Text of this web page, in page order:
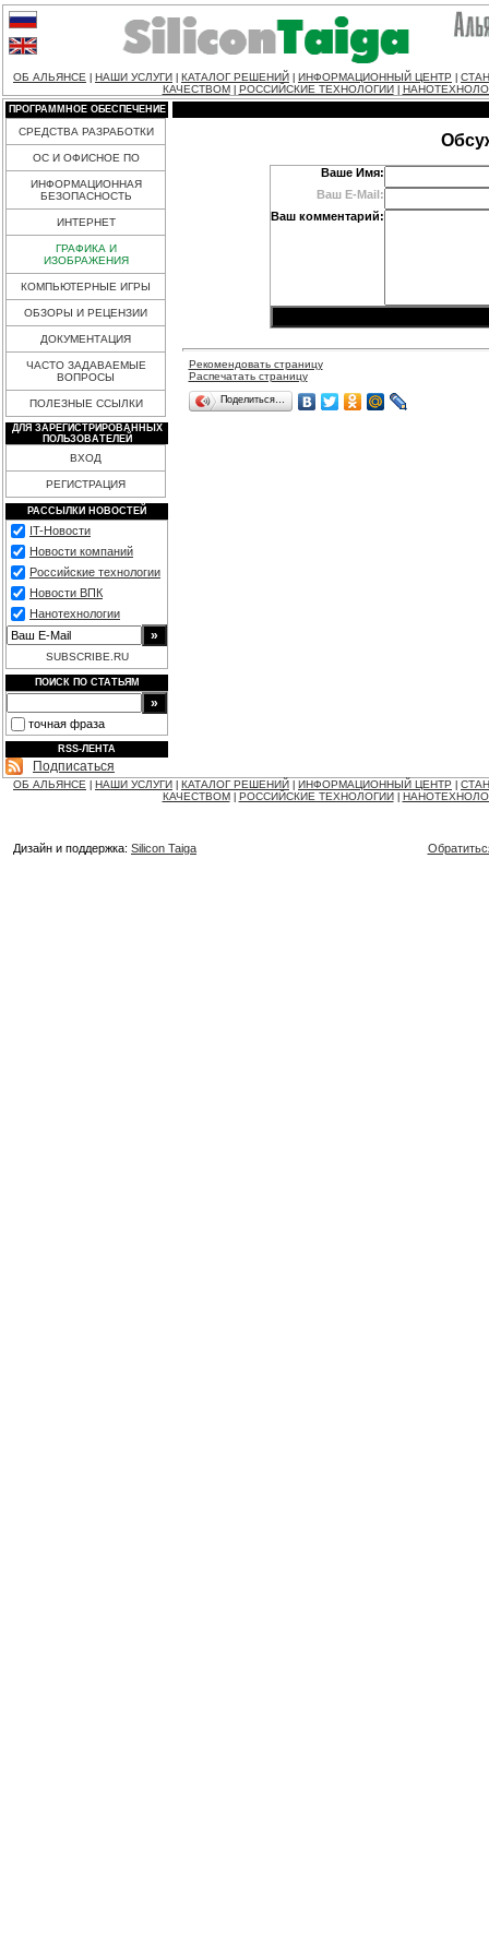
ОБ АЛЬЯНСЕ НАШИ УСЛУГИ КАТАЛОГ РЕШЕНИЙ ИНФОРМАЦИОННЫЙ ЦЕНТР
КАЧЕСТВОМ
РОССИЙСКИЕ ТЕХНОЛОГИИ
ПРОГРАММНОЕ ОБЕСПЕЧЕНИЕ
СРЕДСТВА РАЗРАБОТКИ
ОС И ОФИСНОЕ ПО
ИНФОРМАЦИОННАЯ
БЕЗОПАСНОСТЬ
ИНТЕРНЕТ
ГРАФИКА И
ИЗОБРАЖЕНИЯ
КОМПЬЮТЕРНЫЕ ИГРЫ
ОБЗОРЫ И РЕЦЕНЗИИ
ДОКУМЕНТАЦИЯ
ЧАСТО ЗАДАВАЕМЫЕ
ВОПРОСЫ
ПОЛЕЗНЫЕ ССЫЛКИ
ДЛЯ ЗАРЕГИСТРИРОВАННЫХ
ПОЛЬЗОВАТЕЛЕЙ
ВХОД
РЕГИСТРАЦИЯ
РАССЫЛКИ НОВОСТЕЙ
IT-Новости
Новости компаний
Российские технологии
Новости ВПК
Нанотехнологии
SUBSCRIBE.RU
ПОИСК ПО СТАТЬЯМ
точная фраза
RSS-ЛЕНТА
Подписаться
Ваше Имя:
Ваш E-Mail:
Ваш комментарий:
Рекомендовать страницу
Распечатать страницу
Поделиться…
ОБ АЛЬЯНСЕ НАШИ УСЛУГИ КАТАЛОГ РЕШЕНИЙ ИНФОРМАЦИОННЫЙ ЦЕНТР
КАЧЕСТВОМ
РОССИЙСКИЕ ТЕХНОЛОГИИ
Дизайн и поддержка: Silicon Taiga